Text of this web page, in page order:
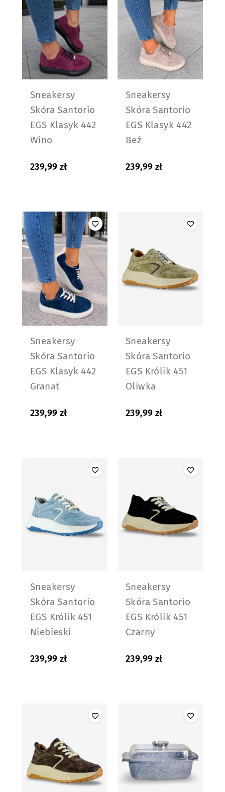
Sneakersy
Skóra Santorio
EGS Klasyk 442
Wino
239,99 zł
Sneakersy
Skóra Santorio
EGS Klasyk 442
Beż
239,99 zł
Sneakersy
Skóra Santorio
EGS Klasyk 442
Granat
239,99 zł
Sneakersy
Skóra Santorio
EGS Królik 451
Oliwka
239,99 zł
Sneakersy
Skóra Santorio
EGS Królik 451
Niebieski
239,99 zł
Sneakersy
Skóra Santorio
EGS Królik 451
Czarny
239,99 zł